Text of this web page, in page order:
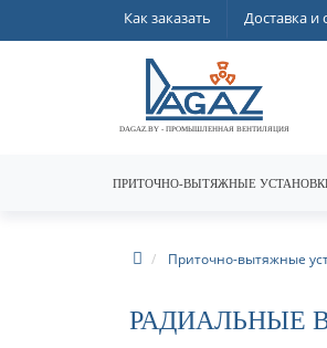
Как заказать Доставка и
DAGAZ.BY - ПРОМЫШЛЕННАЯ ВЕНТИЛЯЦИЯ
ПРИТОЧНО-ВЫТЯЖНЫЕ
Приточно-вытяжные
РАДИАЛЬНЫЕ